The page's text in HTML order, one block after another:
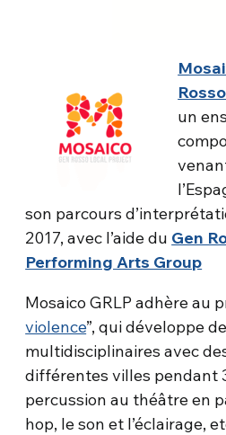
un
son parcours
2017, avec l’aide du Gen
Performing Arts Group
Mosaico GRLP adhère au
violence”, qui développe
multidisciplinaires avec
différentes villes pendant
percussion au théâtre en
hop, le son et l’éclairage,